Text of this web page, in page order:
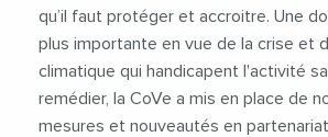
qu’il faut protéger et accroitre. Une
plus importante en vue de la crise et
climatique qui handicapent l'activité
remédier, la CoVe a mis en place de
mesures et nouveautés en